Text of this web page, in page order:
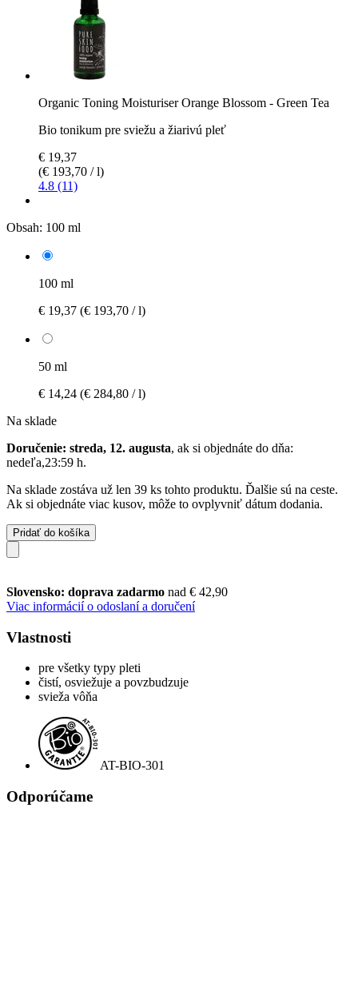
Organic Toning Moisturiser Orange Blossom - Green Tea
Bio tonikum pre sviežu a žiarivú pleť
€ 19,37
(€ 193,70 / l)
4.8 (11)
Obsah: 100 ml
100 ml
€ 19,37 (€ 193,70 / l)
50 ml
€ 14,24 (€ 284,80 / l)
Na sklade
Doručenie: streda, 12. augusta, ak si objednáte do dňa:
nedeľa,23:59 h.
Na sklade zostáva už len 39 ks tohto produktu. Ďalšie sú na ceste.
Ak si objednáte viac kusov, môže to ovplyvniť dátum dodania.
Pridať do košíka
Slovensko: doprava zadarmo nad € 42,90
Viac informácií o odoslaní a doručení
Vlastnosti
pre všetky typy pleti
čistí, osviežuje a povzbudzuje
svieža vôňa
AT-BIO-301
Odporúčame